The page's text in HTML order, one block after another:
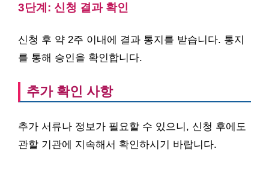
3단계: 신청 결과 확인
신청 후 약 2주 이내에 결과 통지를 받습니다. 통지
를 통해 승인을 확인합니다.
추가 확인 사항
추가 서류나 정보가 필요할 수 있으니, 신청 후에도
관할 기관에 지속해서 확인하시기 바랍니다.